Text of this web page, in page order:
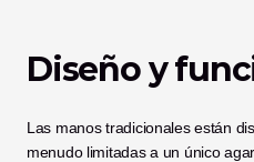
Diseño y
Las manos tradicionales están
menudo limitadas a un único